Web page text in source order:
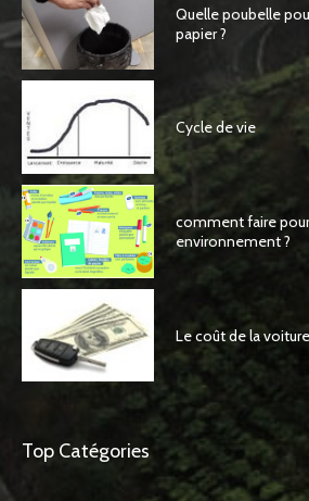
Quelle poubelle
papier ?
Cycle de vie
comment faire
environnement ?
Le coût de la voiture
Top Catégories